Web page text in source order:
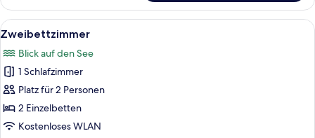
Alle
Fotos
für
Zweibettzimmer
anzeigen
Ein kleiner, heller Raum mit einem
2
Zweibettzimmer
Blick auf den See
1 Schlafzimmer
Platz für 2 Personen
2 Einzelbetten
Kostenloses WLAN